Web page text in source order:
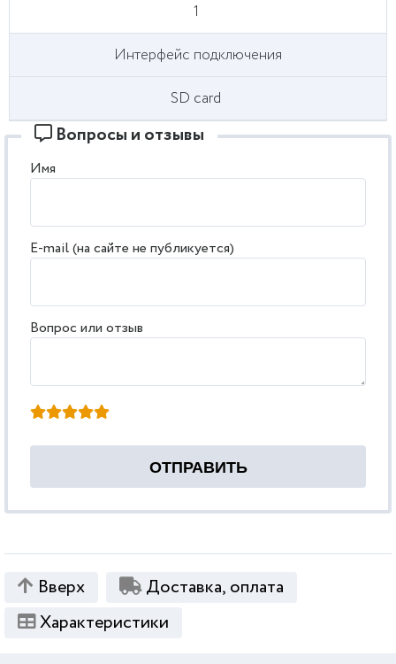
1
Интерфейс подключения
SD card
Вопросы и отзывы
Имя
E-mail (на сайте не публикуется)
Вопрос или отзыв
Вверх
Доставка, оплата
Характеристики